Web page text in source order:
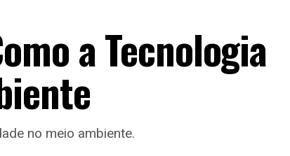
a Tecnologia
no meio ambiente.